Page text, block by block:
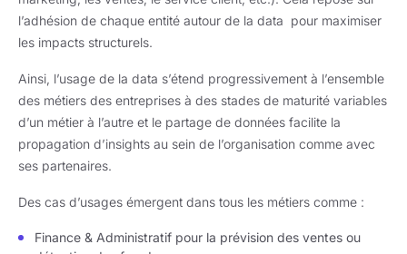
l’adhésion de chaque entité autour de la data pour maximiser
les impacts structurels.
Ainsi, l’usage de la data s’étend progressivement à l’ensemble
des métiers des entreprises à des stades de maturité variables
d’un métier à l’autre et le partage de données facilite la
propagation d’insights au sein de l’organisation comme avec
ses partenaires.
Des cas d’usages émergent dans tous les métiers comme :
Finance & Administratif pour la prévision des ventes ou